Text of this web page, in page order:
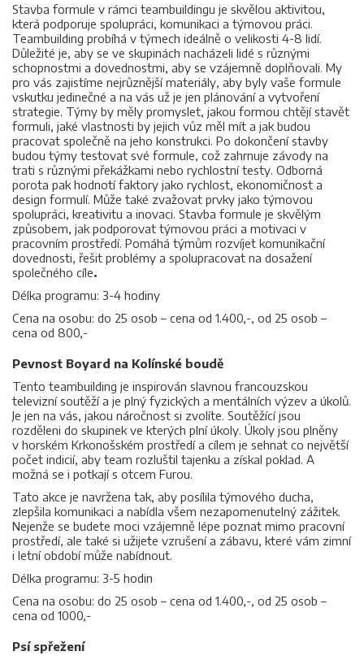
Stavba formule v rámci teambuildingu je skvělou aktivitou,
která podporuje spolupráci, komunikaci a týmovou práci.
Teambuilding probíhá v týmech ideálně o velikosti 4-8 lidí.
Důležité je, aby se ve skupinách nacházeli lidé s různými
schopnostmi a dovednostmi, aby se vzájemně doplňovali. My
pro vás zajistíme nejrůznější materiály, aby byly vaše formule
vskutku jedinečné a na vás už je jen plánování a vytvoření
strategie. Týmy by měly promyslet, jakou formou chtějí stavět
formuli, jaké vlastnosti by jejich vůz měl mít a jak budou
pracovat společně na jeho konstrukci. Po dokončení stavby
budou týmy testovat své formule, což zahrnuje závody na
trati s různými překážkami nebo rychlostní testy. Odborná
porota pak hodnotí faktory jako rychlost, ekonomičnost a
design formulí. Může také zvažovat prvky jako týmovou
spolupráci, kreativitu a inovaci. Stavba formule je skvělým
způsobem, jak podporovat týmovou práci a motivaci v
pracovním prostředí. Pomáhá týmům rozvíjet komunikační
dovednosti, řešit problémy a spolupracovat na dosažení
společného cíle.
Délka programu: 3-4 hodiny
Cena na osobu: do 25 osob – cena od 1.400,-, od 25 osob –
cena od 800,-
Pevnost Boyard na Kolínské boudě
Tento teambuilding je inspirován slavnou francouzskou
televizní soutěží a je plný fyzických a mentálních výzev a úkolů.
Je jen na vás, jakou náročnost si zvolíte. Soutěžící jsou
rozděleni do skupinek ve kterých plní úkoly. Úkoly jsou plněny
v horském Krkonošském prostředí a cílem je sehnat co největší
počet indicií, aby team rozluštil tajenku a získal poklad. A
možná se i potkají s otcem Furou.
Tato akce je navržena tak, aby posílila týmového ducha,
zlepšila komunikaci a nabídla všem nezapomenutelný zážitek.
Nejenže se budete moci vzájemně lépe poznat mimo pracovní
prostředí, ale také si užijete vzrušení a zábavu, které vám zimní
i letní období může nabídnout.
Délka programu: 3-5 hodin
Cena na osobu: do 25 osob – cena od 1.400,-, od 25 osob –
cena od 1000,-
Psí spřežení